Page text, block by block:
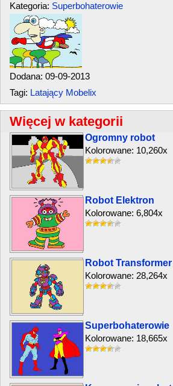
Kategoria: Superbohaterowie
Dodana: 09-09-2013
Tagi: Latający Mobelix
Więcej w kategorii
Ogromny robot
Kolorowane: 10,260x
Robot Elektron
Kolorowane: 6,804x
Robot Transformer
Kolorowane: 28,264x
Superbohaterowie
Kolorowane: 18,665x